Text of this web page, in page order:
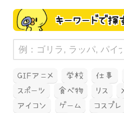
キーワードで探
GIFアニメ 学校 仕事
スポーツ
食べ物 リス
アイコン
ゲーム コスプレ